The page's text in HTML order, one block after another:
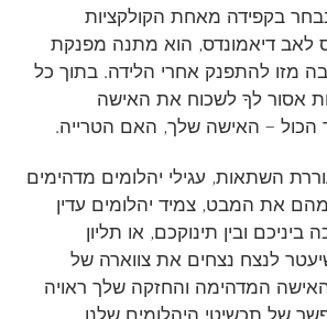
בקפידה מאחת הקולקציות
דיאמונדס, הוא מתנה מפנקת
מזו להתפנק אחרי הלידה. בתוך כל
אסור לךָ לשכוח את האישה
– האישה שלך, האם הטרייה.
השתאות, עגילי יהלומים מדהימים
את המבט, צמיד יהלומים עדין
ובין תינוקכם, או תליון
לנצח נצחים את צווארה של
המדהימה והחזקה שלך ראויה